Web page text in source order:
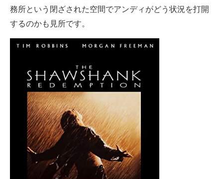
務所という閉ざされた空間でアンディがどう状況を打開
するのかも見所です。